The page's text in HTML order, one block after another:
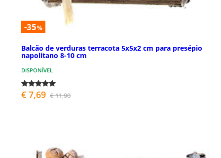
-35%
Balcão de verduras terracota 5x5x2 cm para presépio
napolitano 8-10 cm
DISPONÍVEL
€ 7,69 € 11,90